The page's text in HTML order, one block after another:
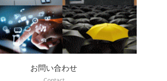
お問い合わせ